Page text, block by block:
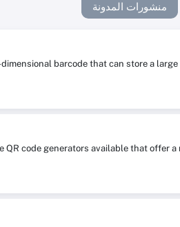
منشورات المدونة
barcode that can store a
QR code generators available that